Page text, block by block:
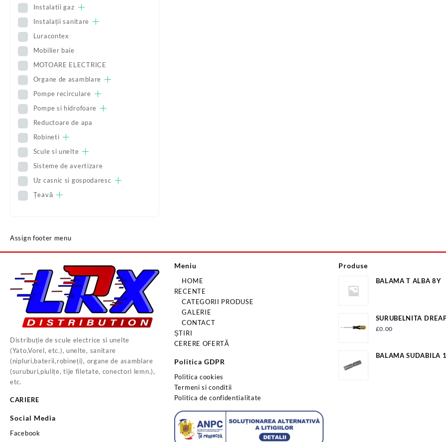
Instalatii gaz
Instalații sanitare
Luracontex
Mobilier baie
MOTOARE ELECTRICE
Organe de asamblare
Pompe recirculare
Pompe si hidrofoare
Reductoare de apa
Robineti
Scule si unelte
Sisteme de avertizare
Uz casnic si gospodaresc
Țeavă
Assign footer menu
Distribuție de scule electrice si unelte
(Yato,Vorel, etc.), unelte, sanitare
(nipluri,baterii,robineți), organe de asamblare
(suruburi,piulițe, tije filetate, conectori lemn.),
etc.
CARIERE
Social Media
Facebook
Meniu
HOME
RECENTE
CATEGORII PRODUSE
GALERIE
CONTACT
ȘTIRI
CERERE OFERTĂ
Politica GDPR
Politica cookies
Termeni si conditii
Politica de confidentialitate
Produse
BALAMA T ALBA 8Y
SURUBELNITA DREAPTA
60953
£0.00
BALAMA SUDABILA